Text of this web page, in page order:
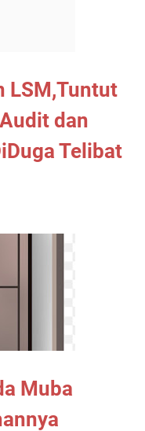
Telibat
Muba